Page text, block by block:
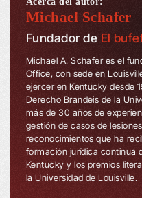
Michael Schafer
Fundador de El
Michael A. Schafer es el
Office, con sede en
ejercer en Kentucky desde
Derecho Brandeis de la
más de 30 años de
gestión de casos de
reconocimientos que ha
formación jurídica continua
Kentucky y los premios
la Universidad de Louisville.